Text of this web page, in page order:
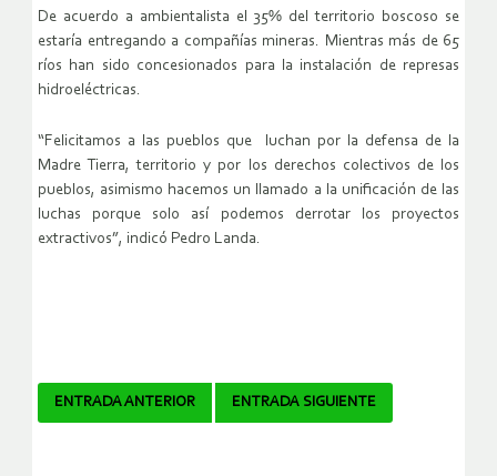
De acuerdo a ambientalista el 35% del territorio boscoso se
estaría entregando a compañías mineras. Mientras más de 65
ríos han sido concesionados para la instalación de represas
hidroeléctricas.
“Felicitamos a las pueblos que luchan por la defensa de la
Madre Tierra, territorio y por los derechos colectivos de los
pueblos, asimismo hacemos un llamado a la unificación de las
luchas porque solo así podemos derrotar los proyectos
extractivos”, indicó Pedro Landa.
Navegador
ENTRADA ANTERIOR ENTRADA SIGUIENTE